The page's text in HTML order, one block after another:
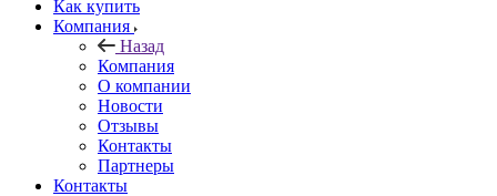
Как купить
Компания
Назад
Компания
О компании
Новости
Отзывы
Контакты
Партнеры
Контакты